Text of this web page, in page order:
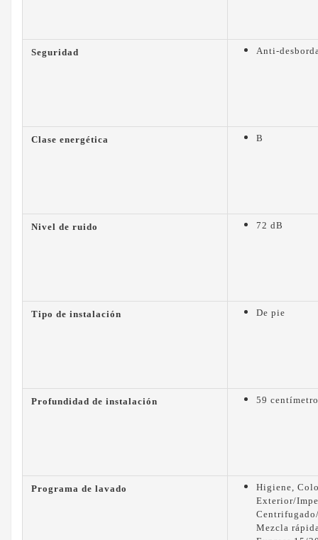
Seguridad Anti-
Clase energética B
Nivel de ruido 72 dB
Tipo de instalación De pie
Profundidad de instalación 59
Programa de lavado
Higiene,
Exterior/
Mezcla